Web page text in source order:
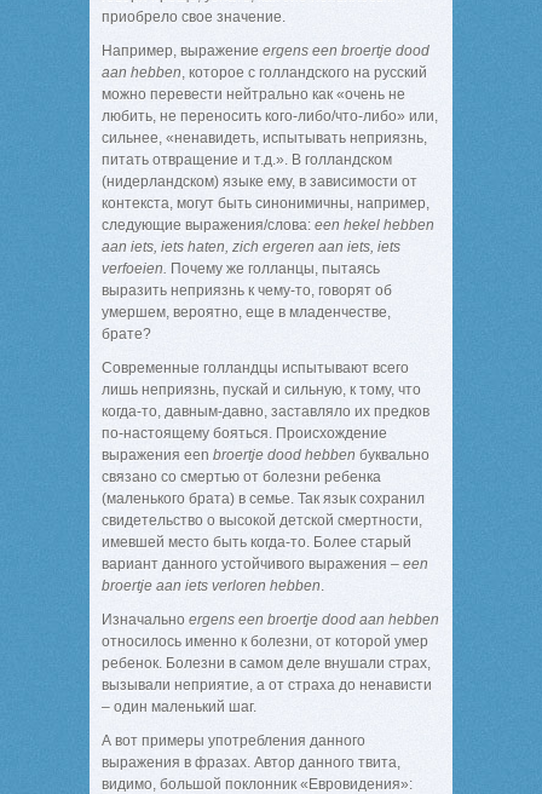
приобрело свое значение.
Например, выражение ergens een broertje dood
aan hebben, которое с голландского на русский
можно перевести нейтрально как «очень не
любить, не переносить кого-либо/что-либо» или,
сильнее, «ненавидеть, испытывать неприязнь,
питать отвращение и т.д.». В голландском
(нидерландском) языке ему, в зависимости от
контекста, могут быть синонимичны, например,
следующие выражения/слова: een hekel hebben
aan iets, iets haten, zich ergeren aan iets, iets
verfoeien. Почему же голланцы, пытаясь
выразить неприязнь к чему-то, говорят об
умершем, вероятно, еще в младенчестве,
брате?
Современные голландцы испытывают всего
лишь неприязнь, пускай и сильную, к тому, что
когда-то, давным-давно, заставляло их предков
по-настоящему бояться. Происхождение
выражения een broertje dood hebben буквально
связано со смертью от болезни ребенка
(маленького брата) в семье. Так язык сохранил
свидетельство о высокой детской смертности,
имевшей место быть когда-то. Более старый
вариант данного устойчивого выражения – een
broertje aan iets verloren hebben.
Изначально ergens een broertje dood aan hebben
относилось именно к болезни, от которой умер
ребенок. Болезни в самом деле внушали страх,
вызывали неприятие, а от страха до ненависти
– один маленький шаг.
А вот примеры употребления данного
выражения в фразах. Автор данного твита,
видимо, большой поклонник «Евровидения»: